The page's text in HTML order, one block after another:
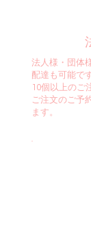
法人様・団体
配達も可能で
10個以上のご
ご注文のご予
ます。